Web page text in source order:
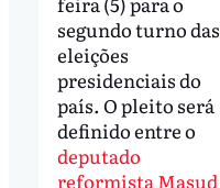
segundo turno das
eleições
presidenciais do
país. O pleito será
definido entre o
deputado
reformista Masud